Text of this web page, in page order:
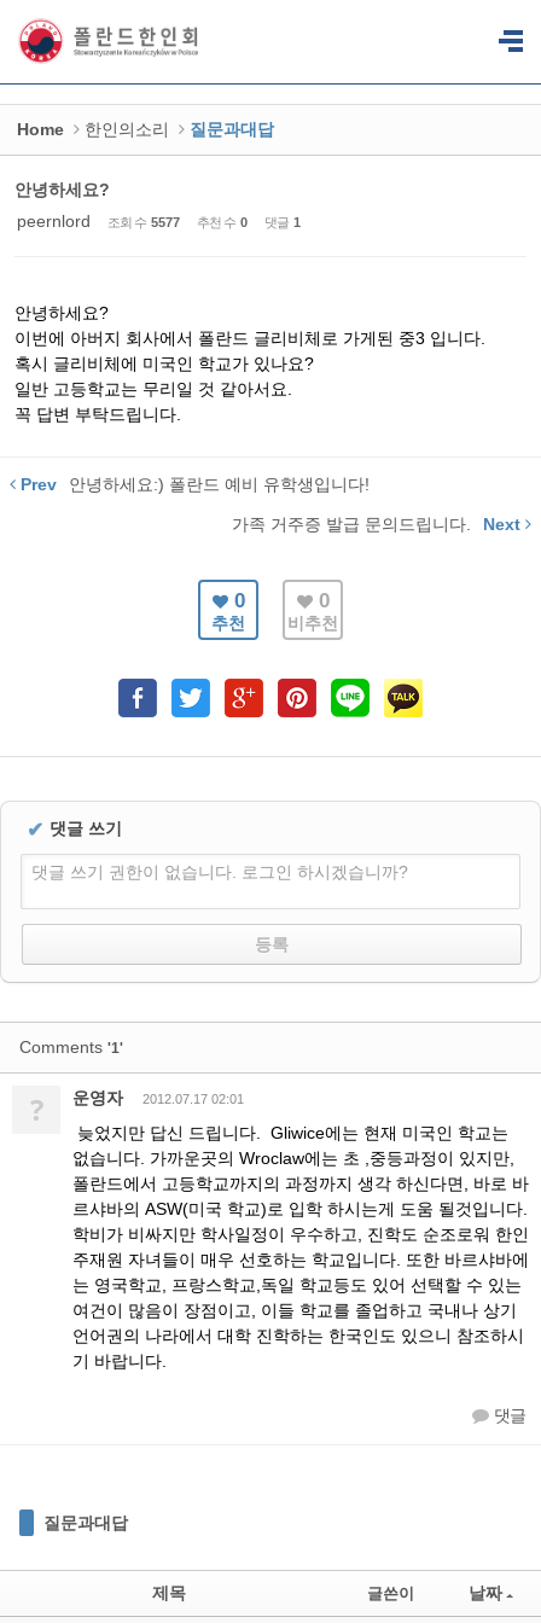
Home 한인의소리 질문과대답
안녕하세요?
peernlord
조회 수 5577 추천 수 0 댓글 1
안녕하세요?
이번에 아버지 회사에서 폴란드 글리비체로 가게된 중3 입니다.
혹시 글리비체에 미국인 학교가 있나요?
일반 고등학교는 무리일 것 같아서요.
꼭 답변 부탁드립니다.
Prev 안녕하세요:) 폴란드 예비 유학생입니다!
가족 거주증 발급 문의드립니다. Next
0
추천
0
비추천
✔ 댓글 쓰기
댓글 쓰기 권한이 없습니다. 로그인 하시겠습니까?
Comments '1'
? 운영자 2012.07.17 02:01
늦었지만 답신 드립니다. Gliwice에는 현재 미국인 학교는
없습니다. 가까운곳의 Wroclaw에는 초 ,중등과정이 있지만,
폴란드에서 고등학교까지의 과정까지 생각 하신다면, 바로 바
르샤바의 ASW(미국 학교)로 입학 하시는게 도움 될것입니다.
학비가 비싸지만 학사일정이 우수하고, 진학도 순조로워 한인
주재원 자녀들이 매우 선호하는 학교입니다. 또한 바르샤바에
는 영국학교, 프랑스학교,독일 학교등도 있어 선택할 수 있는
여건이 많음이 장점이고, 이들 학교를 졸업하고 국내나 상기
언어권의 나라에서 대학 진학하는 한국인도 있으니 참조하시
기 바랍니다.
댓글
질문과대답
제목 글쓴이 날짜